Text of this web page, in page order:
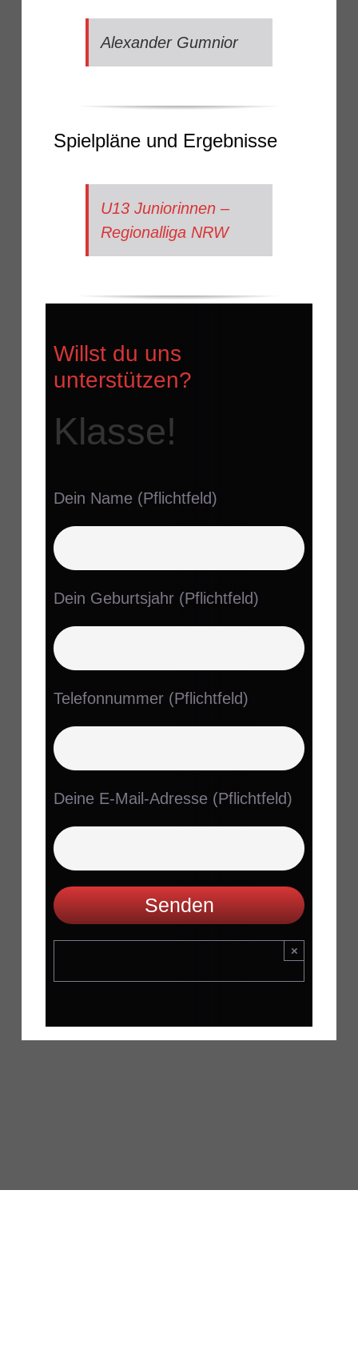
Alexander Gumnior
Spielpläne und Ergebnisse
U13 Juniorinnen –
Regionalliga NRW
Willst du uns
unterstützen?
Klasse!
Dein Name (Pflichtfeld)
Dein Geburtsjahr (Pflichtfeld)
Telefonnummer (Pflichtfeld)
Deine E-Mail-Adresse (Pflichtfeld)
×